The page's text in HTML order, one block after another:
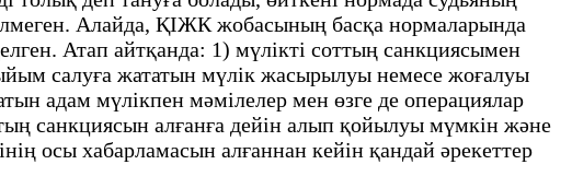
Алайда, ҚІЖК жобасының басқа нормаларында
Атап айтқанда: 1) мүлікті соттың санкциясымен
салуға жататын мүлік жасырылуы немесе жоғалуы
адам мүлікпен мәмілелер мен өзге де операциялар
санкциясын алғанға дейін алып қойылуы мүмкін және
осы хабарламасын алғаннан кейін қандай әрекеттер